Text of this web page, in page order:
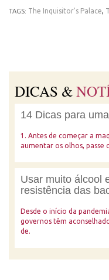
TAGS: The Inquisitor's Palace,
DICAS &
14 Dicas para
1. Antes de começar a
aumentar os olhos, passe
Usar muito álcool
resistência das
Desde o início da
governos têm
de.